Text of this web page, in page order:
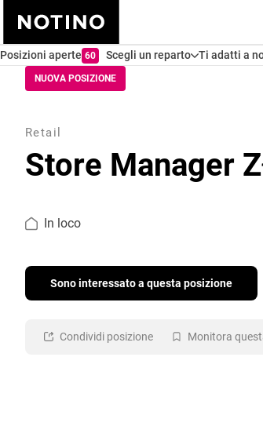
Posizioni aperte 60 Scegli un reparto Ti adatti a
NUOVA POSIZIONE
Retail
Store Manager
In loco
Sono interessato a questa posizione
Condividi posizione Monitora